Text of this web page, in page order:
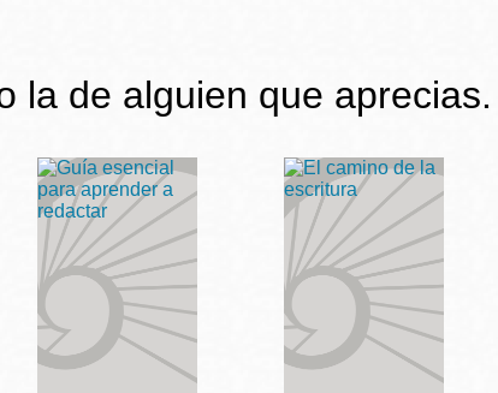
la de alguien que aprecias.